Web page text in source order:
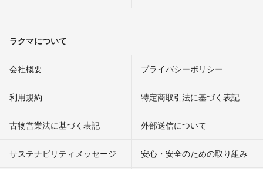
ラクマについて
会社概要 プライバシーポリシー
利用規約 特定商取引法に基づく表記
古物営業法に基づく表記 外部送信について
サステナビリティメッセージ 安心・安全のための取り組み